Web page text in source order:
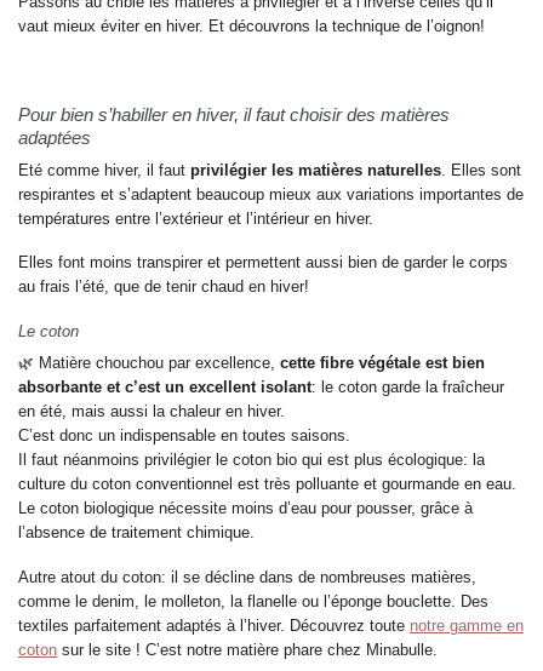
vaut mieux éviter en hiver. Et découvrons la technique de l’oignon!
Pour bien s’habiller en hiver, il faut choisir des matières
adaptées
Eté comme hiver, il faut privilégier les matières naturelles . Elles sont
respirantes et s’adaptent beaucoup mieux aux variations importantes de
températures entre l’extérieur et l’intérieur en hiver.
Elles font moins transpirer et permettent aussi bien de garder le corps
au frais l’été, que de tenir chaud en hiver!
Le coton
🌿 Matière chouchou par excellence, cette fibre végétale est bien
absorbante et c’est un excellent isolant: le coton garde la fraîcheur
en été, mais aussi la chaleur en hiver.
C’est donc un indispensable en toutes saisons.
Il faut néanmoins privilégier le coton bio qui est plus écologique: la
culture du coton conventionnel est très polluante et gourmande en eau.
Le coton biologique nécessite moins d’eau pour pousser, grâce à
l’absence de traitement chimique.
Autre atout du coton: il se décline dans de nombreuses matières,
comme le denim, le molleton, la flanelle ou l’éponge bouclette. Des
textiles parfaitement adaptés à l’hiver. Découvrez toute notre gamme en
coton sur le site ! C’est notre matière phare chez Minabulle.